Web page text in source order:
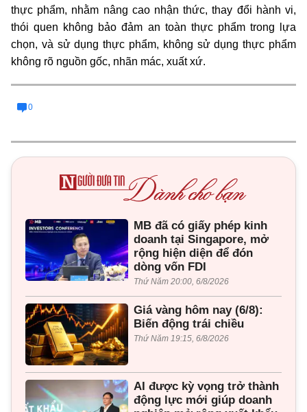
thực phẩm, nhằm nâng cao nhận thức, thay đổi hành vi,
thói quen không bảo đảm an toàn thực phẩm trong lựa
chọn, và sử dụng thực phẩm, không sử dụng thực phẩm
không rõ nguồn gốc, nhãn mác, xuất xứ.
0
MB đã có giấy phép kinh
doanh tại Singapore, mở
rộng hiện diện để đón
dòng vốn FDI
Thứ Năm 20:00, 6/8/2026
Giá vàng hôm nay (6/8):
Biến động trái chiều
Thứ Năm 19:15, 6/8/2026
AI được kỳ vọng trở thành
động lực mới giúp doanh